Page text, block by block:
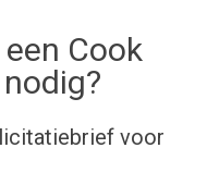
Cook
voor